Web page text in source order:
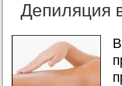
Депиляция